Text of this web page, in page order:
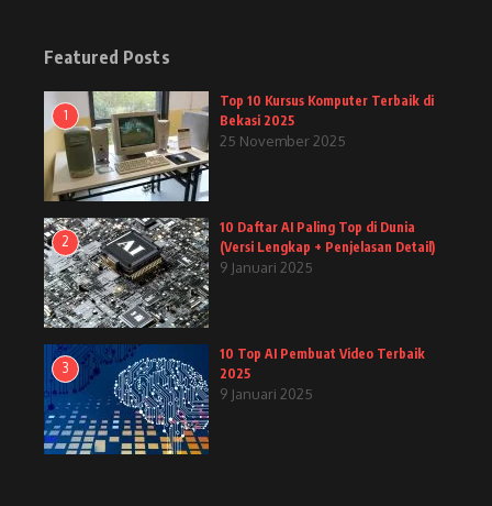
Featured Posts
1
Top 10 Kursus Komputer Terbaik di
Bekasi 2025
25 November 2025
2
10 Daftar AI Paling Top di Dunia
(Versi Lengkap + Penjelasan Detail)
9 Januari 2025
3
10 Top AI Pembuat Video Terbaik
2025
9 Januari 2025